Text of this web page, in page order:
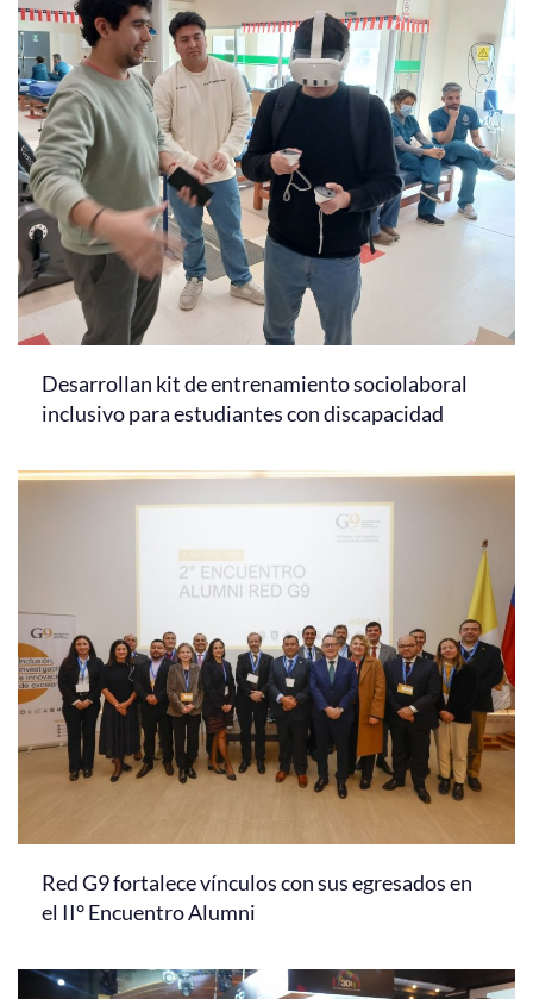
Desarrollan kit de entrenamiento sociolaboral
inclusivo para estudiantes con discapacidad
Red G9 fortalece vínculos con sus egresados en
el II° Encuentro Alumni